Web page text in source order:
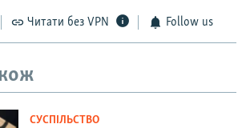
Читати без VPN Follow us
СУСПІЛЬСТВО